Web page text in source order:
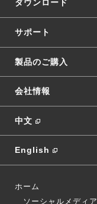
ダウンロード
サポート
製品のご購入
会社情報
中文
English
ホーム
ソーシャルメディア